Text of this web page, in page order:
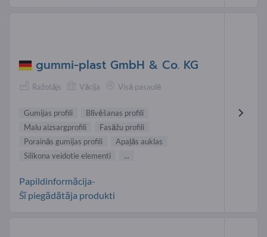
gummi-plast GmbH & Co. KG
Ražotājs Vācija Visā pasaulē
Gumijas profili
Blīvēšanas profili
Malu aizsargprofili
Fasāžu profili
Porainās gumijas profili
Apaļās auklas
Silikona veidotie elementi
...
Papildinformācija-
Šī piegādātāja produkti